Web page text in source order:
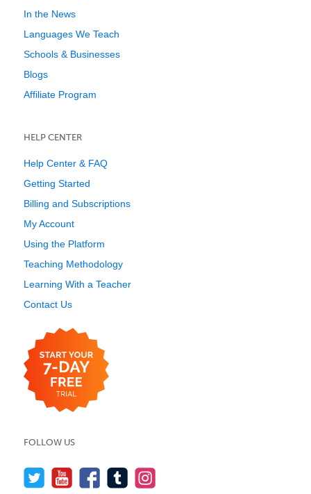
In the News
Languages We Teach
Schools & Businesses
Blogs
Affiliate Program
HELP CENTER
Help Center & FAQ
Getting Started
Billing and Subscriptions
My Account
Using the Platform
Teaching Methodology
Learning With a Teacher
Contact Us
FOLLOW US